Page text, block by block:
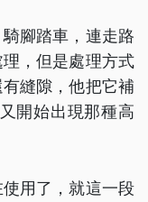
腳踏車，連走路
，但是處理方式
縫隙，他把它補
開始出現那種高
用了，就這一段